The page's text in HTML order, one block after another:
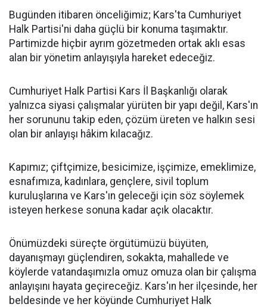
Bugünden itibaren önceliğimiz; Kars'ta Cumhuriyet
Halk Partisi'ni daha güçlü bir konuma taşımaktır.
Partimizde hiçbir ayrım gözetmeden ortak aklı esas
alan bir yönetim anlayışıyla hareket edeceğiz.
Cumhuriyet Halk Partisi Kars İl Başkanlığı olarak
yalnızca siyasi çalışmalar yürüten bir yapı değil, Kars'ın
her sorununu takip eden, çözüm üreten ve halkın sesi
olan bir anlayışı hâkim kılacağız.
Kapımız; çiftçimize, besicimize, işçimize, emeklimize,
esnafımıza, kadınlara, gençlere, sivil toplum
kuruluşlarına ve Kars'ın geleceği için söz söylemek
isteyen herkese sonuna kadar açık olacaktır.
Önümüzdeki süreçte örgütümüzü büyüten,
dayanışmayı güçlendiren, sokakta, mahallede ve
köylerde vatandaşımızla omuz omuza olan bir çalışma
anlayışını hayata geçireceğiz. Kars'ın her ilçesinde, her
beldesinde ve her köyünde Cumhuriyet Halk